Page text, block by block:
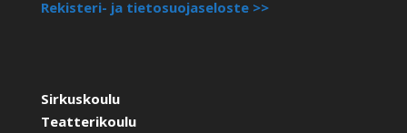
Rekisteri- ja tietosuojaseloste >>
Sirkuskoulu
Teatterikoulu